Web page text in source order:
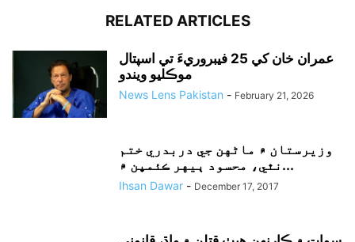
RELATED ARTICLES
عمران خان کي 25 فيبروريءَ تي اسپتال
موڪليو ويندو
News Lens Pakistan - February 21, 2026
وزيرستان ۾ ماڻهن جي دربدري ختم
نٿي، محسود ٻيهر ڪئمپن ۾...
Ihsan Dawar - December 17, 2017